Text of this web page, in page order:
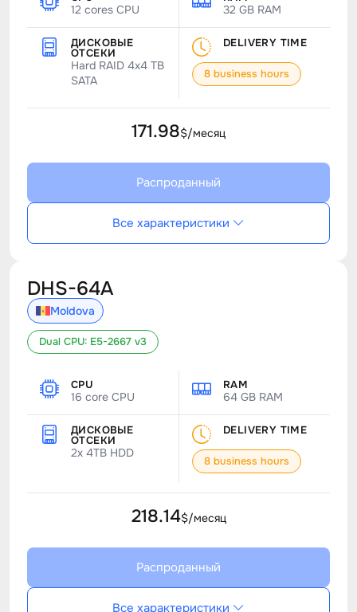
12 cores CPU 32 GB RAM
ДИСКОВЫЕ
ОТСЕКИ
Hard RAID 4x4 TB
SATA
DELIVERY TIME
8 business hours
171.98$/месяц
Распроданный
Все характеристики
DHS-64A
Moldova
Dual CPU: E5-2667 v3
CPU
16 core CPU
RAM
64 GB RAM
ДИСКОВЫЕ
ОТСЕКИ
2x 4TB HDD
DELIVERY TIME
8 business hours
218.14$/месяц
Распроданный
Все характеристики